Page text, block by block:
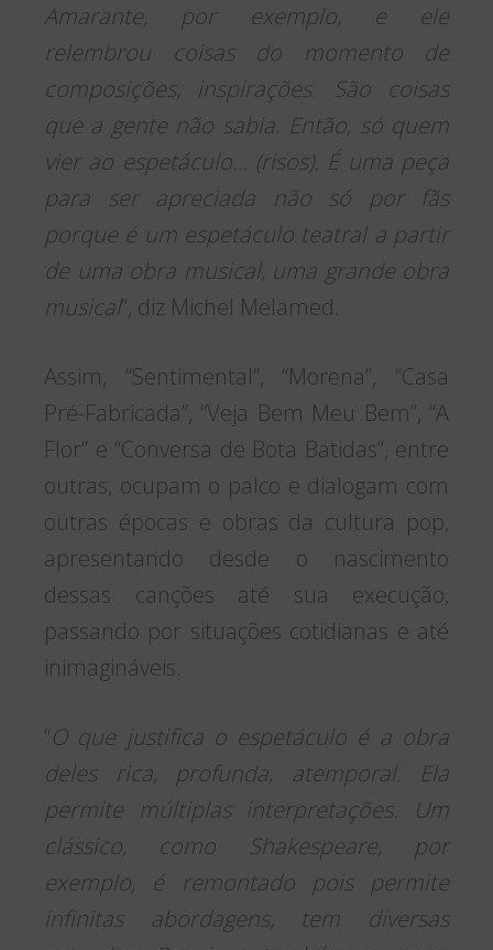
Amarante, por exemplo, e ele
relembrou coisas do momento de
composições, inspirações. São coisas
que a gente não sabia. Então, só quem
vier ao espetáculo… (risos). É uma peça
para ser apreciada não só por fãs
porque é um espetáculo teatral a partir
de uma obra musical, uma grande obra
musical”, diz Michel Melamed.
Assim, “Sentimental”, “Morena”, “Casa
Pré-Fabricada”, “Veja Bem Meu Bem”, “A
Flor” e “Conversa de Bota Batidas”, entre
outras, ocupam o palco e dialogam com
outras épocas e obras da cultura pop,
apresentando desde o nascimento
dessas canções até sua execução,
passando por situações cotidianas e até
inimagináveis.
“O que justifica o espetáculo é a obra
deles rica, profunda, atemporal. Ela
permite múltiplas interpretações. Um
clássico, como Shakespeare, por
exemplo, é remontado pois permite
infinitas abordagens, tem diversas